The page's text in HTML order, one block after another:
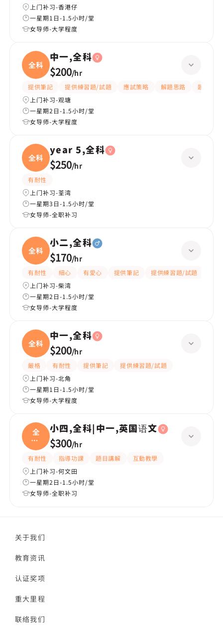
上门补习-香港仔
一星期1日-1.5小时/堂
女导师-大学程度
全科
中一,全科
$200/hr
提供筆記 提供練習題/試題 應試策略 解題思路
題目講解
上门补习-观塘
一星期2日-1.5小时/堂
女导师-大学程度
全科
year 5,全科
$250/hr
有耐性
上门补习-荃湾
一星期3日-1.5小时/堂
女导师-全职补习
全科
小二,全科
$170/hr
有耐性 細心 有愛心 提供筆記 提供練習題/試題
上门补习-柴湾
一星期2日-1.5小时/堂
女导师-大学程度
全科
中一,全科
$200/hr
嚴格 有耐性 提供筆記
提供練習題/試題
上门补习-北角
一星期1日-1.5小时/堂
女导师-大学程度
全
科|
中一
小四,全科|中一,英国语文
$300/hr
有耐性 指導功課 題目講解
互動教學
上门补习-何文田
一星期2日-1.5小时/堂
女导师-全职补习
关于我们
教育资讯
认证奖项
重大里程
联络我们